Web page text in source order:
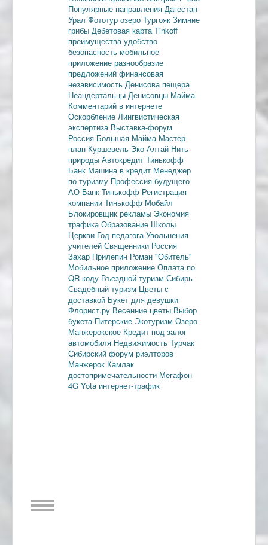
Популярные направления Дагестан
Урал Фототур озеро Тургояк Зимние
грибы Дебетовая картаTinkoff
преимуществаудобство
безопасность мобильное
приложение разнообразие
предложений финансовая
независимость Денисова пещера
Неандертальцы Денисовцы Майма
Комментарий в интернете
Оскорбление Лингвистическая
экспертиза Выставка-форум
Россия Большая Майма Мастер-
план Куршевель Эко Алтай Нить
природы Автокредит Тинькофф
Банк Машина в кредит Менеджер
по туризму Профессия будущего
АО Банк Тинькофф Регистрация
компании Тинькофф Мобайл
Блокировщик рекламы Экономия
трафикаОбразование Школы
Церкви Год педагогаУвольнения
учителей Священники Россия
Захар Прилепин Роман "Обитель"
Мобильное приложение Оплата по
QR-коду Въездной туризм Сибирь
Свадебный туризм Цветы с
доставкой Букет для девушки
Флорист.ру Весенние цветы Выбор
букета Питерские Экотуризм Озеро
Манжерокское Кредит под залог
автомобиля Недвижимость Турчак
Сибирский форум риэлторов
Манжерок Камлак
достопримечательности Мегафон
4G Yota интернет-трафик